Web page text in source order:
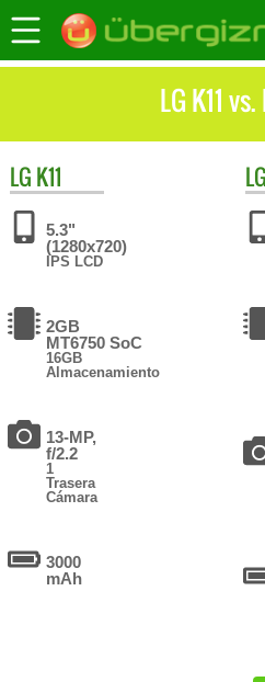
LG K11
LG K11
5.3"
(1280x720)
IPS LCD
2GB
MT6750 SoC
16GB
Almacenamiento
13-MP,
f/2.2
1
Trasera
Cámara
3000
mAh
LG